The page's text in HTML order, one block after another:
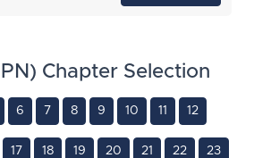
Chapter Selection
6 7 8 9 10 11 12
17 18 19 20 21 22 23